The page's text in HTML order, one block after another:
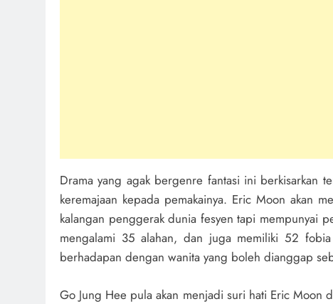
Drama yang agak bergenre fantasi ini berkisarkan
keremajaan kepada pemakainya. Eric Moon akan
kalangan penggerak dunia fesyen tapi mempunyai
mengalami 35 alahan, dan juga memiliki 52
berhadapan dengan wanita yang boleh dianggap
Go Jung Hee pula akan menjadi suri hati Eric